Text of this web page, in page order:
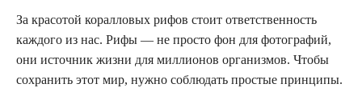
За красотой коралловых рифов стоит ответственность
каждого из нас. Рифы — не просто фон для фотографий,
они источник жизни для миллионов организмов. Чтобы
сохранить этот мир, нужно соблюдать простые принципы.